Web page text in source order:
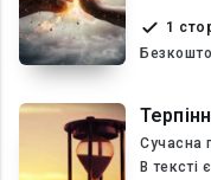
1
Сучасна
В текcті